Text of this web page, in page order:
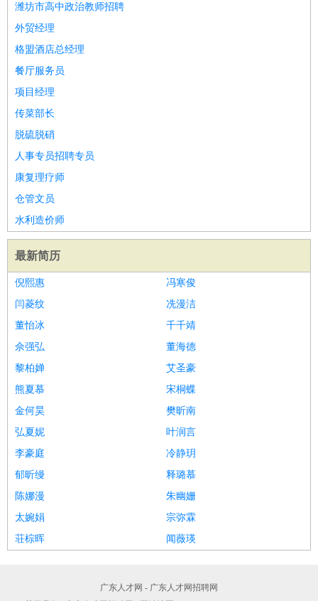
潍坊市高中政治教师招聘
外贸经理
格盟酒店总经理
餐厅服务员
项目经理
传菜部长
脱硫脱硝
人事专员招聘专员
康复理疗师
仓管文员
水利造价师
最新简历
倪熙惠
冯寒俊
闫菱纹
冼漫洁
董怡冰
千千靖
佘强弘
董海德
黎柏婵
艾圣豪
熊夏慕
宋桐蝶
金何昊
樊昕南
弘夏妮
叶润言
李豪庭
冷静玥
郁昕缦
释璐慕
陈娜漫
朱幽姗
太婉娟
宗弥霖
荘棕晖
闻薇瑛
广东人才网 - 广东人才网招聘网